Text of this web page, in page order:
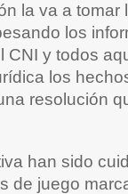
la va a tomar
los
CNI y todos
los
resolución
han sido
de juego